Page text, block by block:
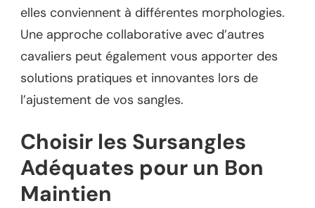
elles conviennent à différentes morphologies.
Une approche collaborative avec d’autres
cavaliers peut également vous apporter des
solutions pratiques et innovantes lors de
l’ajustement de vos sangles.
Choisir les Sursangles
Adéquates pour un Bon
Maintien